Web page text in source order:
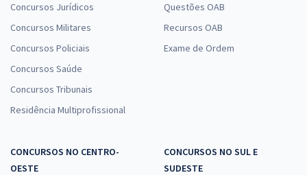
Concursos Jurídicos
Concursos Militares
Concursos Policiais
Concursos Saúde
Concursos Tribunais
Residência Multiprofissional
Questões OAB
Recursos OAB
Exame de Ordem
CONCURSOS NO CENTRO-
OESTE
CONCURSOS NO SUL E
SUDESTE